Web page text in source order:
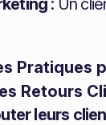
: Un
Pratiques
Retours
leurs